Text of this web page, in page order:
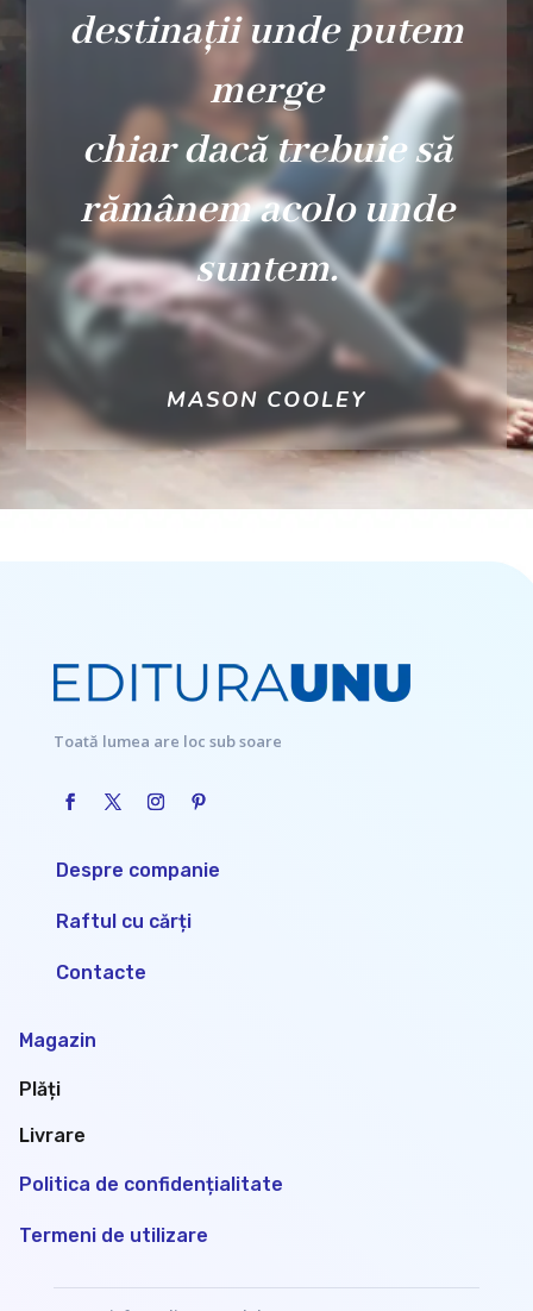
destinații unde putem
merge
chiar dacă trebuie să
rămânem acolo unde
suntem.
MASON COOLEY
Toată lumea are loc sub soare
Despre companie
Raftul cu cărți
Contacte
Magazin
Plăți
Livrare
Politica de confidențialitate
Termeni de utilizare